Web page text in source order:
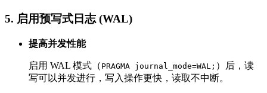
5. 启用预写式日志 (WAL)
提高并发性能
启用 WAL 模式（ PRAGMA journal_mode=WAL; ）后，读
写可以并发进行，写入操作更快，读取不中断。